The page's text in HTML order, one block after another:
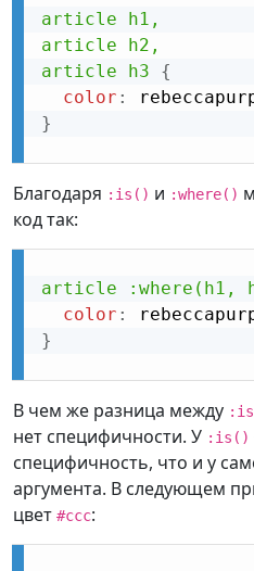
article h1,
article h2,
article h3
{
color :
}
Благодаря :is() и :where()
код так:
article :where(h1,
color :
}
В чем же разница между
нет специфичности. У :is()
специфичность, что и у
аргумента. В следующем
цвет #ccc: